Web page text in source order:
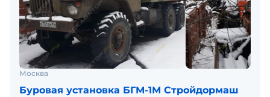
Москва
Буровая установка БГМ-1М Стройдормаш